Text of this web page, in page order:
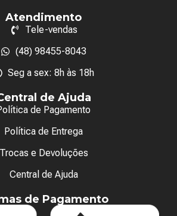
Atendimento
Tele-vendas
(48) 98455-8043
Seg a sex: 8h às 18h
de Ajuda
de Pagamento
Política de Entrega
Trocas e Devoluções
Central de Ajuda
de Pagamento